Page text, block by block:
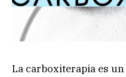
La carboxiterapia es